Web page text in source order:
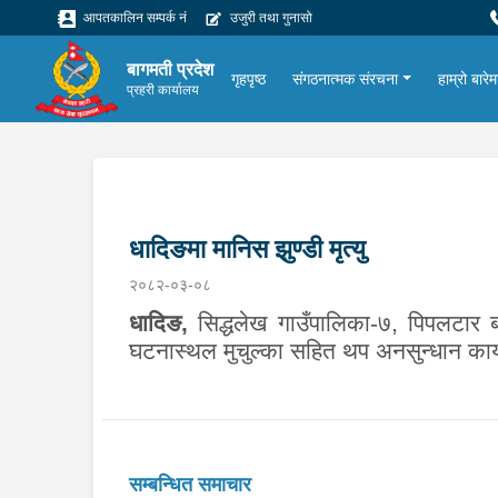
आपतकालिन सम्पर्क नं उजुरी तथा गुनासो
बागमती प्रदेश
प्रहरी कार्यालय
गृहपृष्ठ संगठनात्मक संरचना हाम्रो
धादिङमा मानिस झुण्डी मृत्यु
२०८२-०३-०८
धादिङ, सिद्धलेख गाउँपालिका-७,
घटनास्थल मुचुल्का सहित थप अनसुन्धान
सम्बन्धित समाचार